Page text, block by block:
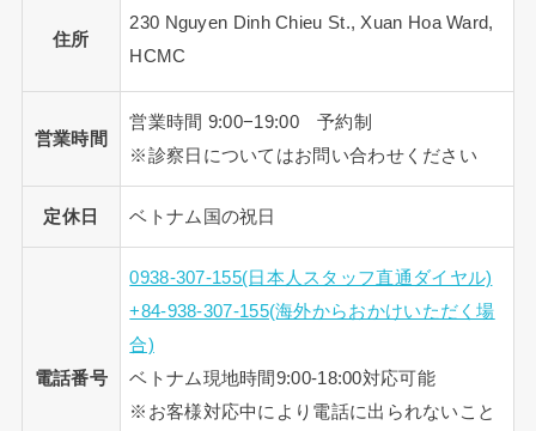
住所
230 Nguyen Dinh Chieu St., Xuan Hoa Ward,
HCMC
営業時間
営業時間 9:00−19:00 予約制
※診察日についてはお問い合わせください
定休日 ベトナム国の祝日
電話番号
0938-307-155(日本人スタッフ直通ダイヤル)
+84-938-307-155(海外からおかけいただく場
合)
ベトナム現地時間9:00-18:00対応可能
※お客様対応中により電話に出られないこと